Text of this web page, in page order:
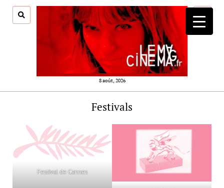
8 août, 2026
menu
Festivals
Festival de Cannes